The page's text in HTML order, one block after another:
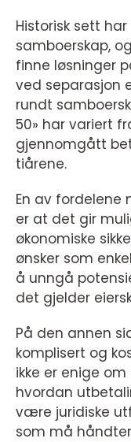
Historisk sett
samboerskap,
finne løsninger
ved separasjon
rundt
50» har variert
gjennomgått
tiårene.
En av fordelene
er at det gir
økonomiske
ønsker som
å unngå
det gjelder
På den annen
komplisert og
ikke er enige
hvordan
være juridiske
som må